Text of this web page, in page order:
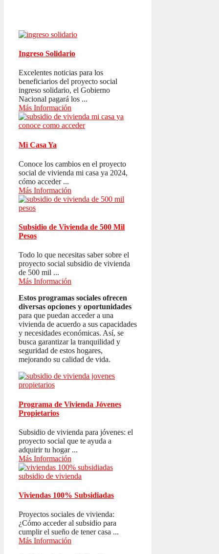
Ingreso Solidario
Excelentes noticias para los
beneficiarios del proyecto social
ingreso solidario, el Gobierno
Nacional pagará los ...
Más Información
Mi Casa Ya
Conoce los cambios en el proyecto
social de vivienda mi casa ya 2024,
cómo acceder ...
Más Información
Subsidio de Vivienda de 500 Mil
Pesos
Todo lo que necesitas saber sobre el
proyecto social subsidio de vivienda
de 500 mil ...
Más Información
Estos programas sociales ofrecen
diversas opciones y oportunidades
para que puedan acceder a una
vivienda de acuerdo a sus capacidades
y necesidades económicas. Así, se
busca garantizar la tranquilidad y
seguridad de estos hogares,
mejorando su calidad de vida.
Programa de Vivienda Jóvenes
Propietarios
Subsidio de vivienda para jóvenes: el
proyecto social que te ayuda a
adquirir tu hogar ...
Más Información
Viviendas 100% Subsidiadas
Proyectos sociales de vivienda:
¿Cómo acceder al subsidio para
cumplir el sueño de tener casa ...
Más Información